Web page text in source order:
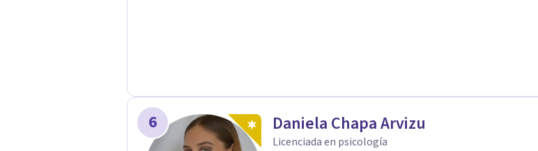
6 Daniela Chapa Arvizu
Licenciada en psicología